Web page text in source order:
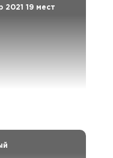
2021 19 мест